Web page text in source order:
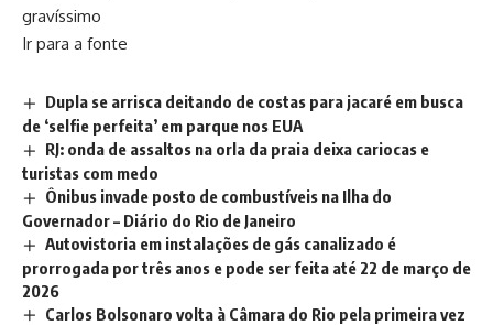
gravíssimo
Ir para a fonte
Dupla se arrisca deitando de costas para jacaré em busca
de ‘selfie perfeita’ em parque nos EUA
RJ: onda de assaltos na orla da praia deixa cariocas e
turistas com medo
Ônibus invade posto de combustíveis na Ilha do
Governador – Diário do Rio de Janeiro
Autovistoria em instalações de gás canalizado é
prorrogada por três anos e pode ser feita até 22 de março de
2026
Carlos Bolsonaro volta à Câmara do Rio pela primeira vez